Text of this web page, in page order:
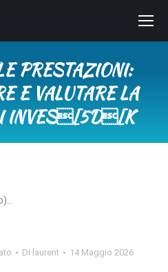
PRESTAZIONI:
E VALUTARE LA
INVES[5D[K
Di laurent 14 Maggio 2026